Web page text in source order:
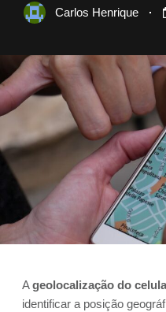
Carlos Henrique
Ageolocalização do
identificar a posição